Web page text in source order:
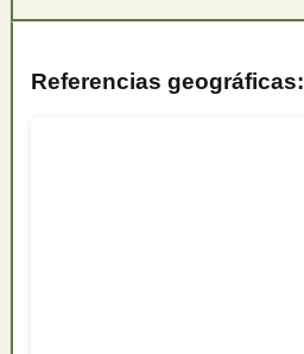
Referencias geográficas: